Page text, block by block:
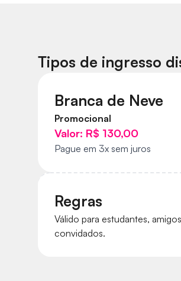
Tipos de ingresso
Branca de Neve
Promocional
Valor: R$ 130,00
Pague em 3x sem juros
Regras
Válido para estudantes,
convidados.